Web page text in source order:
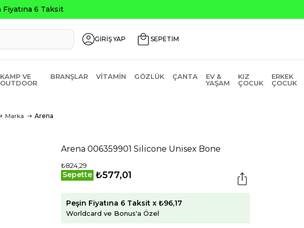
GİRİŞ YAP SEPETİM
KAMP VE
OUTDOOR
BRANŞLAR VITAMIN GÖZLÜK ÇANTA
EV &
YAŞAM
KIZ
ÇOCUK
ERKEK
ÇOCUK
Marka Arena
Arena 006359901 Silicone Unisex Bone
₺824,29
Sepette ₺577,01
Peşin Fiyatına 6 Taksit x ₺96,17
Worldcard ve Bonus'a Özel